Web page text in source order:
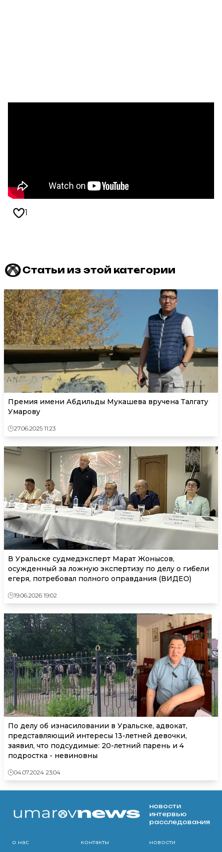
1
Статьи из этой категории
Премия имени Абдильды Мукашева вручена Талгату
Умарову
27.06.2025 11:23
В Уральске судмедэксперт Марат Жонысов,
осужденный за ложную экспертизу по делу о гибели
егеря, потребовал полного оправдания (ВИДЕО)
19.06.2026 19:02
По делу об изнасиловании в Уральске, адвокат,
представляющий интересы 13-летней девочки,
заявил, что подсудимые: 20-летний парень и 4
подростка - невиновны
04.07.2024 23:04
новости
интервью
расследования
о нас контакты новости